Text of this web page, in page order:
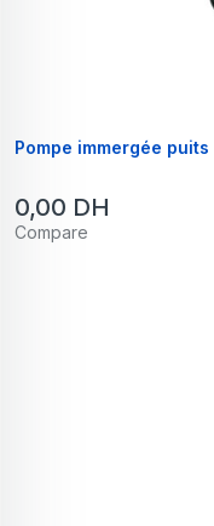
Pompe immergée
0,00 DH
Compare